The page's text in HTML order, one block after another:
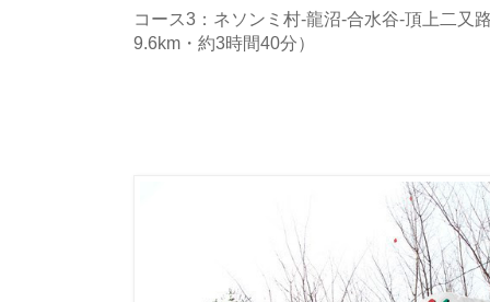
コース3：ネソンミ村-龍沼-合水谷-頂上二又
9.6km・約3時間40分）